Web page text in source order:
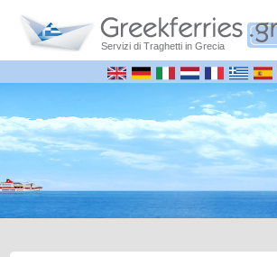
Servizi di Traghetti in Grecia